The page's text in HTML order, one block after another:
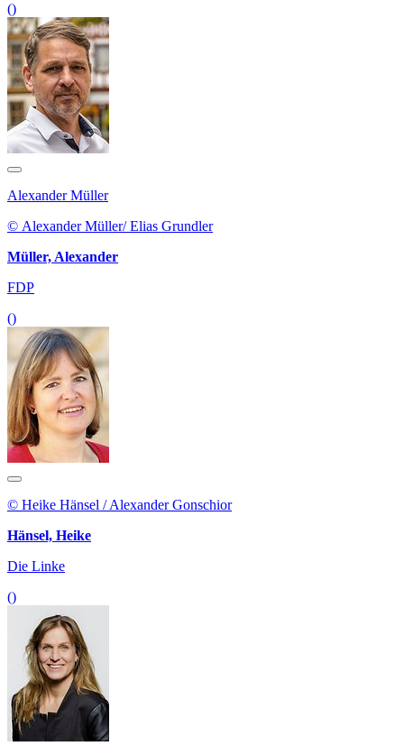
()
Alexander Müller
© Alexander Müller/ Elias Grundler
Müller, Alexander
FDP
()
© Heike Hänsel / Alexander Gonschior
Hänsel, Heike
Die Linke
()